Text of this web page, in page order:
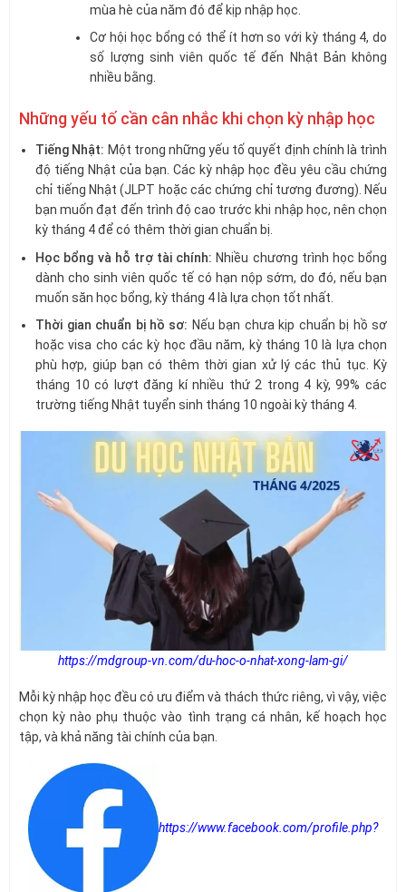
mùa hè của năm đó để kịp nhập học.
Cơ hội học bổng có thể ít hơn so với kỳ tháng 4, do
số lượng sinh viên quốc tế đến Nhật Bản không
nhiều bằng.
Những yếu tố cần cân nhắc khi chọn kỳ nhập học
Tiếng Nhật: Một trong những yếu tố quyết định chính là trình
độ tiếng Nhật của bạn. Các kỳ nhập học đều yêu cầu chứng
chỉ tiếng Nhật (JLPT hoặc các chứng chỉ tương đương). Nếu
bạn muốn đạt đến trình độ cao trước khi nhập học, nên chọn
kỳ tháng 4 để có thêm thời gian chuẩn bị.
Học bổng và hỗ trợ tài chính: Nhiều chương trình học bổng
dành cho sinh viên quốc tế có hạn nộp sớm, do đó, nếu bạn
muốn săn học bổng, kỳ tháng 4 là lựa chọn tốt nhất.
Thời gian chuẩn bị hồ sơ: Nếu bạn chưa kịp chuẩn bị hồ sơ
hoặc visa cho các kỳ học đầu năm, kỳ tháng 10 là lựa chọn
phù hợp, giúp bạn có thêm thời gian xử lý các thủ tục. Kỳ
tháng 10 có lượt đăng kí nhiều thứ 2 trong 4 kỳ, 99% các
trường tiếng Nhật tuyển sinh tháng 10 ngoài kỳ tháng 4.
https://mdgroup-vn.com/du-hoc-o-nhat-xong-lam-gi/
Mỗi kỳ nhập học đều có ưu điểm và thách thức riêng, vì vậy, việc
chọn kỳ nào phụ thuộc vào tình trạng cá nhân, kế hoạch học
tập, và khả năng tài chính của bạn.
https://www.facebook.com/profile.php?